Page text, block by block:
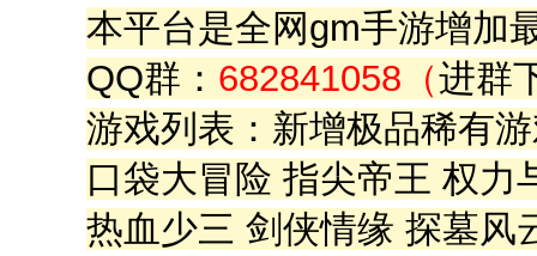
本平台是全网gm手游增加
QQ群： 682841058（进群
游戏列表：新增极品稀有
口袋大冒险 指尖帝王 权力
热血少三 剑侠情缘 探墓风